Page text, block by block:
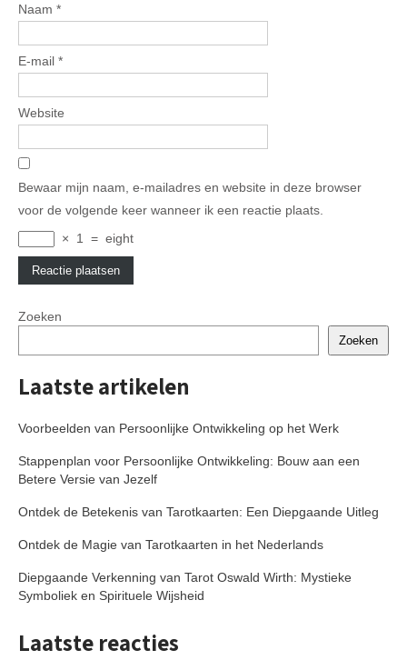
Naam *
E-mail *
Website
Bewaar mijn naam, e-mailadres en website in deze browser
voor de volgende keer wanneer ik een reactie plaats.
×
1 = eight
Zoeken
Zoeken
Laatste artikelen
Voorbeelden van Persoonlijke Ontwikkeling op het Werk
Stappenplan voor Persoonlijke Ontwikkeling: Bouw aan een
Betere Versie van Jezelf
Ontdek de Betekenis van Tarotkaarten: Een Diepgaande Uitleg
Ontdek de Magie van Tarotkaarten in het Nederlands
Diepgaande Verkenning van Tarot Oswald Wirth: Mystieke
Symboliek en Spirituele Wijsheid
Laatste reacties